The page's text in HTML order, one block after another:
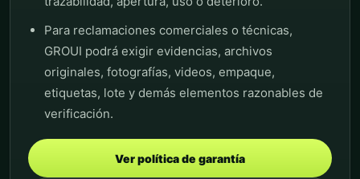
Para reclamaciones comerciales o técnicas,
GROUI podrá exigir evidencias, archivos
originales, fotografías, videos, empaque,
etiquetas, lote y demás elementos razonables de
verificación.
Ver política de garantía